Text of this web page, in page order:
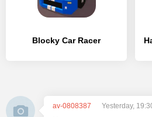
Blocky Car Racer
av-0808387
Yesterday,